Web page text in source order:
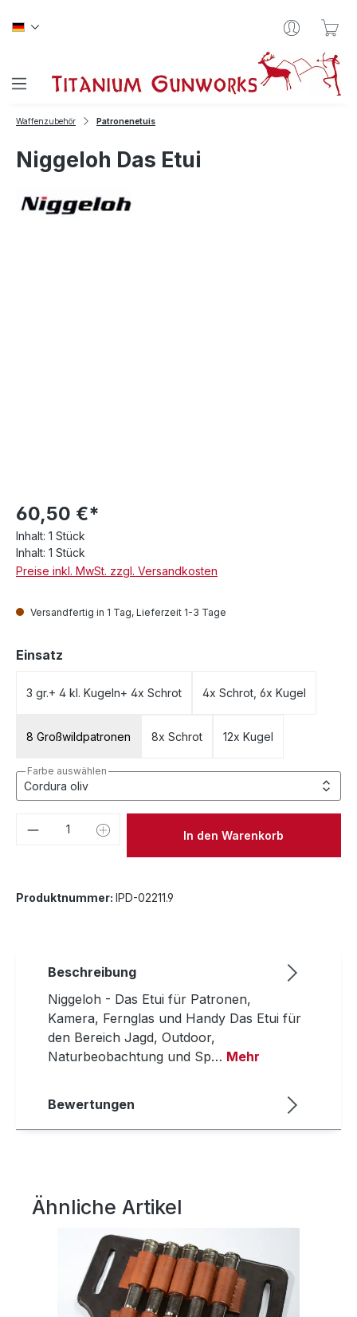
Waffenzubehör Patronenetuis
Niggeloh Das Etui
60,50 €*
Inhalt: 1 Stück
Inhalt: 1 Stück
Preise inkl. MwSt. zzgl. Versandkosten
Versandfertig in 1 Tag, Lieferzeit 1-3 Tage
Einsatz
3 gr.+ 4 kl. Kugeln+ 4x Schrot 4x Schrot, 6x Kugel
8 Großwildpatronen 8x Schrot 12x Kugel
Farbe auswählen
Produkt Anzahl: Gib denIn den Warenkorb
Produktnummer: IPD-02211.9
Beschreibung
Niggeloh - Das Etui für Patronen,
Kamera, Fernglas und Handy Das Etui für
den Bereich Jagd, Outdoor,
Naturbeobachtung und Sp… Mehr
Bewertungen
Produktgalerie überspringen
Ähnliche Artikel